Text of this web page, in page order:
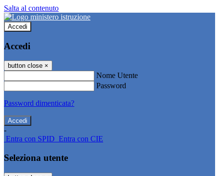
Salta al contenuto
Accedi
Accedi
button close ×
Nome Utente
Password
Password dimenticata?
-
Entra con SPID Entra con CIE
Seleziona utente